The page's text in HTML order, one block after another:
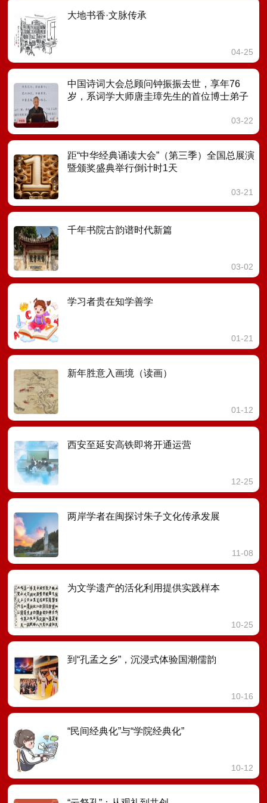
大地书香·文脉传承
04-25
中国诗词大会总顾问钟振振去世，享年76
岁，系词学大师唐圭璋先生的首位博士弟子
03-22
距“中华经典诵读大会”（第三季）全国总展演
暨颁奖盛典举行倒计时1天
03-21
千年书院古韵谱时代新篇
03-02
学习者贵在知学善学
01-21
新年胜意入画境（读画）
01-12
西安至延安高铁即将开通运营
12-25
两岸学者在闽探讨朱子文化传承发展
11-08
为文学遗产的活化利用提供实践样本
10-25
到“孔孟之乡”，沉浸式体验国潮儒韵
10-16
“民间经典化”与“学院经典化”
10-12